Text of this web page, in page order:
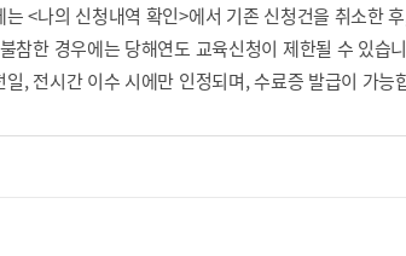
<나의 신청내역 확인>에서 기존 신청건을 취소한
참한 경우에는 당해연도 교육신청이 제한될 수 있습
일, 전시간 이수 시에만 인정되며, 수료증 발급이 가능